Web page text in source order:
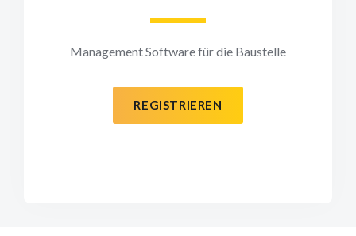
Management Software für die Baustelle
REGISTRIEREN